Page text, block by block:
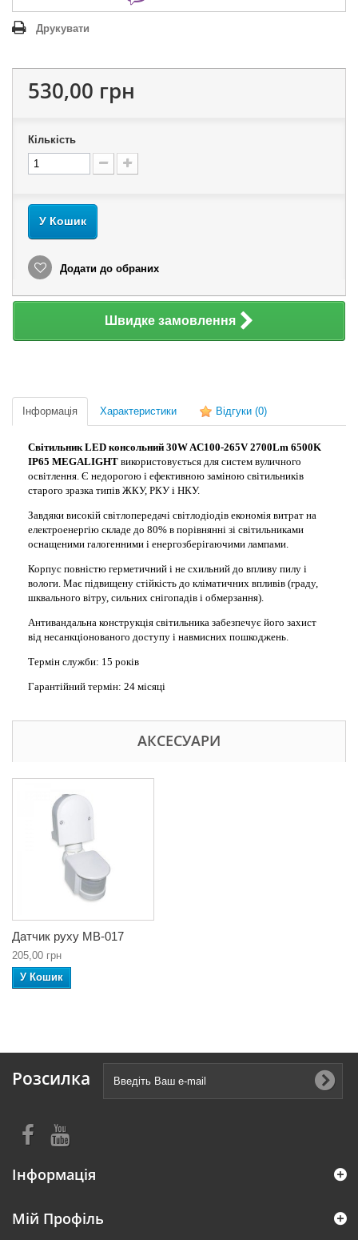
Друкувати
530,00 грн
Кількість
У Кошик
Додати до обраних
Швидке замовлення
Інформація Характеристики Відгуки (0)
Світильник LED консольний 30W AC100-265V 2700Lm 6500K
IP65 MEGALIGHT використовується для систем вуличного
освітлення. Є недорогою і ефективною заміною світильників
старого зразка типів ЖКУ, РКУ і НКУ.
Завдяки високій світлопередачі світлодіодів економія витрат на
електроенергію складе до 80% в порівнянні зі світильниками
оснащеними галогенними і енергозберігаючими лампами.
Корпус повністю герметичний і не схильний до впливу пилу і
вологи. Має підвищену стійкість до кліматичних впливів (граду,
шквального вітру, сильних снігопадів і обмерзання).
Антивандальна конструкція світильника забезпечує його захист
від несанкціонованого доступу і навмисних пошкоджень.
Термін служби: 15 років
Гарантійний термін: 24 місяці
АКСЕСУАРИ
Датчик руху МВ-017
205,00 грн
У Кошик
Розсилка
Інформація
Мій Профіль